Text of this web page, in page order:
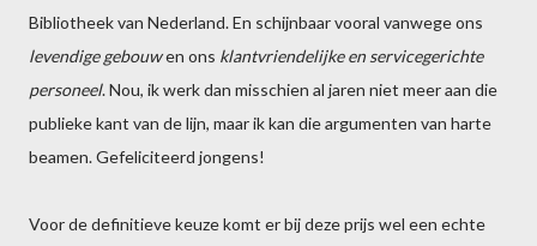
Bibliotheek van Nederland. En schijnbaar vooral vanwege ons
levendige gebouwen ons klantvriendelijke en servicegerichte
personeel. Nou, ik werk dan misschien al jaren niet meer aan die
publieke kant van de lijn, maar ik kan die argumenten van harte
beamen. Gefeliciteerd jongens!
Voor de definitieve keuze komt er bij deze prijs wel een echte